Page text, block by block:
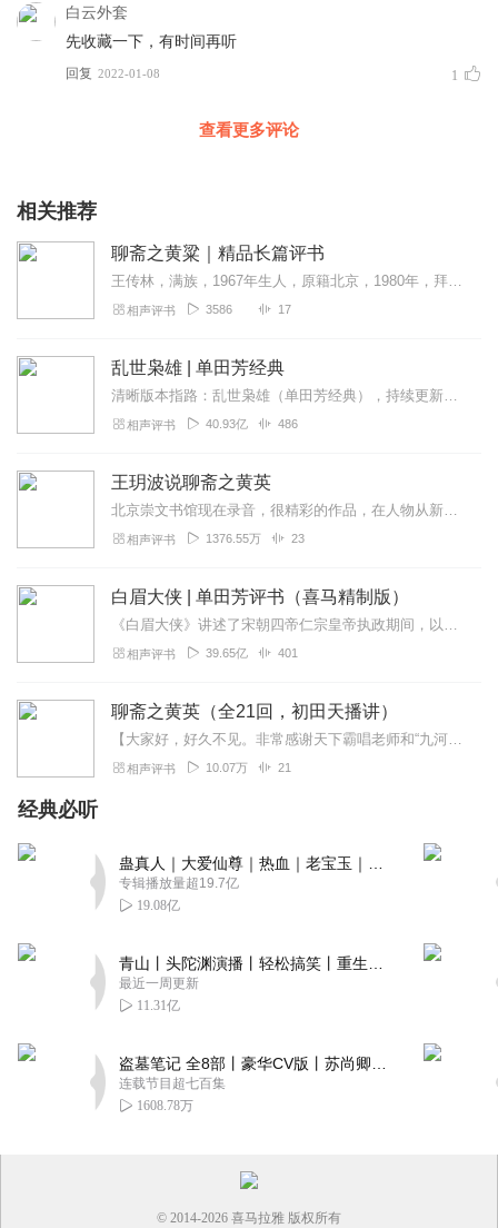
白云外套
先收藏一下，有时间再听
回复 2022-01-08 1
查看更多评论
相关推荐
聊斋之黄粱｜精品长篇评书
王传林，满族，1967年生人，原籍北京，1980年，拜天津实验曲艺杂技团相声演员于宝林先生为师。1982年被原天津红桥区曲艺团评书演员孙久隆收为徒学习评书，...
相声评书 3586 17
乱世枭雄 | 单田芳经典
清晰版本指路：乱世枭雄（单田芳经典），持续更新中《乱世枭雄》讲的是东北王张作霖和其子少帅张学良的传奇故事，是著名评书艺术家单田芳先生根据大量的历史材料和广为流传...
相声评书 40.93亿 486
王玥波说聊斋之黄英
北京崇文书馆现在录音，很精彩的作品，在人物从新塑造上更具有戏剧化，不失为“王派”聊斋的代表作品。
相声评书 1376.55万 23
白眉大侠 | 单田芳评书（喜马精制版）
《白眉大侠》讲述了宋朝四帝仁宗皇帝执政期间，以徐良、白云瑞为书胆，包括七侠、大五义、小五义、小七杰等众开封府校尉，在八王赵德芳、包拯、颜查散等清官的支持下，为保...
相声评书 39.65亿 401
聊斋之黄英（全21回，初田天播讲）
【大家好，好久不见。非常感谢天下霸唱老师和“九河书馆”何老师的大力帮助。感谢二位帮忙和平台沟通协调，使我的账号得以找回并重启。我会继续上传怪谈、奇谈音频，还请大...
相声评书 10.07万 21
经典必听
专辑播放量超19.7亿
19.08亿
最近一周更新
11.31亿
连载节目超七百集
1608.78万
© 2014-2026 喜马拉雅 版权所有